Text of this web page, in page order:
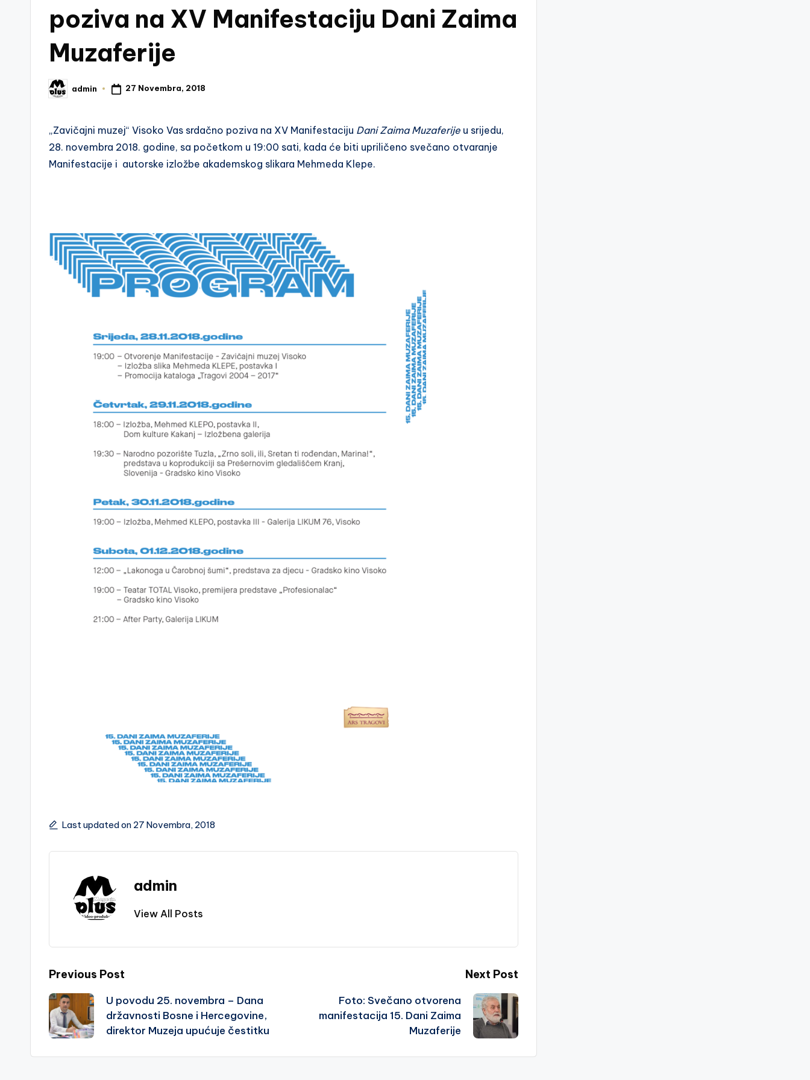
poziva na XV Manifestaciju Dani Zaima
Muzaferije
Posted
by
admin 27 Novembra, 2018
„Zavičajni muzej“ Visoko Vas srdačno poziva na XV Manifestaciju Dani Zaima Muzaferije u srijedu,
28. novembra 2018. godine, sa početkom u 19:00 sati, kada će biti upriličeno svečano otvaranje
Manifestacije i autorske izložbe akademskog slikara Mehmeda Klepe.
Last updated on 27 Novembra, 2018
admin
View All Posts
Post
navigation
Previous Post
U povodu 25. novembra – Dana
državnosti Bosne i Hercegovine,
direktor Muzeja upućuje čestitku
Next Post
Foto: Svečano otvorena
manifestacija 15. Dani Zaima
Muzaferije